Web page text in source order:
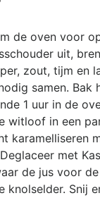
de oven voor
uit,
zout, tijm en
samen. Bak
1 uur in de
witloof in een
karamelliseren
met
de jus voor de
knolselder. Snij